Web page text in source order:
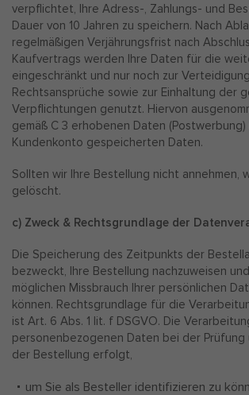
verpflichtet, Ihre Adress-, Zahlungs- und
Dauer von 10 Jahren zu speichern. Nach
regelmäßigen Verjährungsfrist nach
Kaufvertrags werden Ihre Daten für die
eingeschränkt und nur noch zur
Rechtsansprüche sowie zur Einhaltung der
Verpflichtungen genutzt. Hiervon
gemäß C 3 erhobenen Daten (Postwerbung)
Kundenkonto gespeicherten Daten.
Sollten wir Ihre Bestellung nicht annehmen,
gelöscht.
c) Zweck & Rechtsgrundlage der
Die Speicherung des Zeitpunkts der
bezweckt, Ihre Bestellung nachzuweisen
möglichen Missbrauch Ihrer persönlichen
können. Rechtsgrundlage für die
ist Art. 6 Abs. 1 lit. f DSGVO. Die
personenbezogenen Daten bei der Prüfung
der Bestellung erfolgt,
um Sie als Besteller identifizieren zu